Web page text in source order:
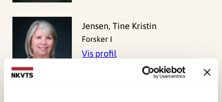
Jensen, Tine Kristin
Forsker I
Vis profil